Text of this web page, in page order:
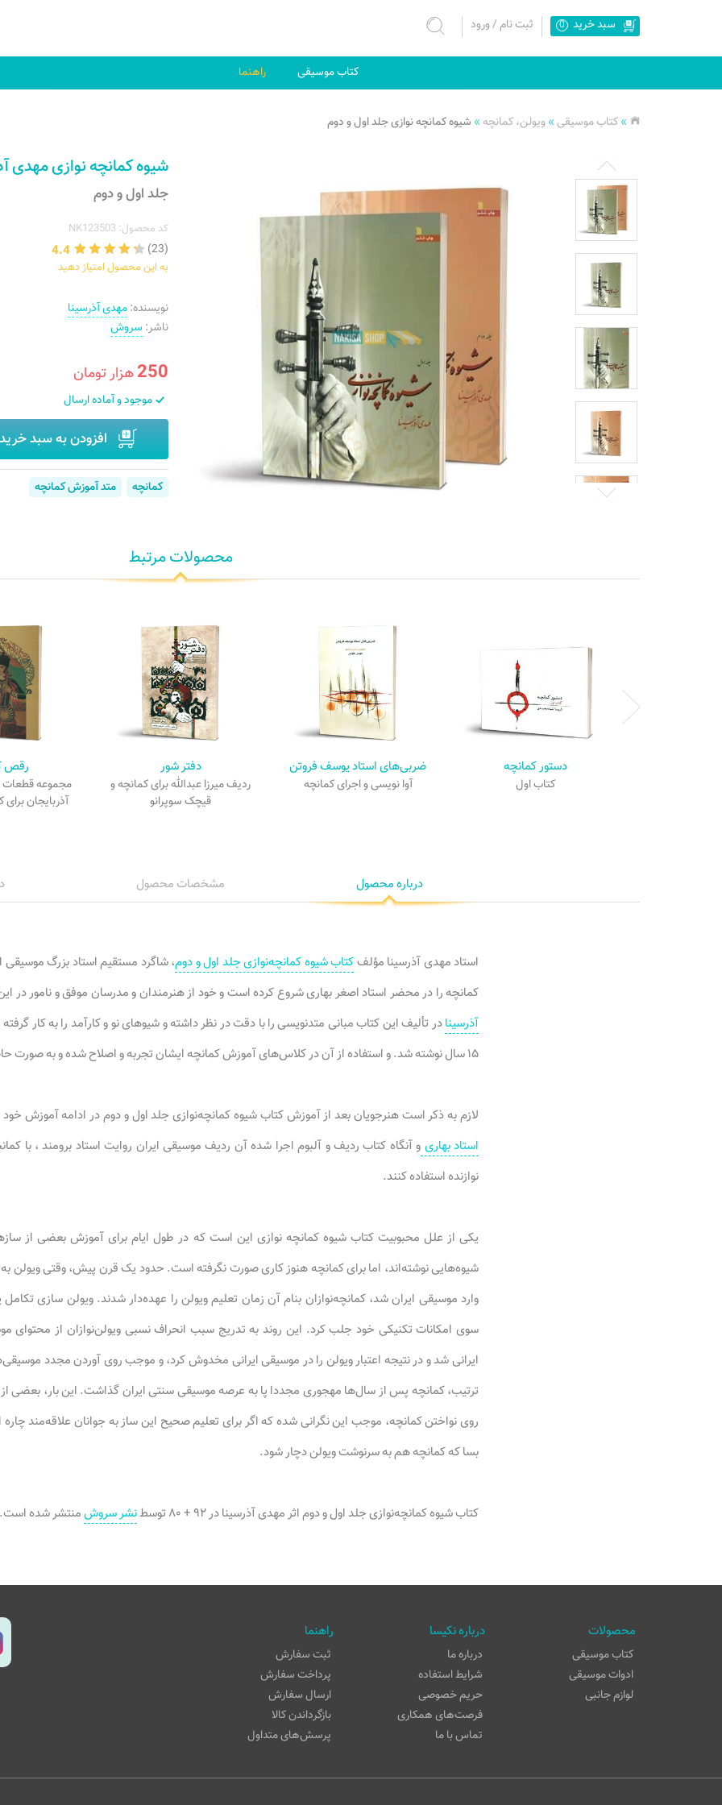
سبد خرید 0 ثبت نام/ورود
کتاب موسیقی راهنما
»کتاب موسیقی »ویولن، کمانچه » شیوه کمانچه نوازی جلد اول و دوم
شیوه کمانچه نوازی مهدی
جلد اول و دوم
کد محصول: NK123503
(23)
4.4
به این محصول امتیاز دهید
نویسنده:مهدی آذرسینا
ناشر: سروش
250هزار تومان
موجود و آماده ارسال
افزودن به سبد
کمانچه متد آموزش کمانچه
محصولات مرتبط
دستور کمانچه
کتاب اول
ضربی‌های استاد یوسف فروتن
آوا نویسی و اجرای کمانچه
دفتر شور
ردیف میرزا عبدالله برای کمانچه و
قیچک سوپرانو
رقص
مجموعه قطعات
آذربایجان
درباره محصول مشخصات محصول
استاد مهدی آذرسینا مؤلفکتاب شیوه کمانچه‌نوازی جلد اول و دوم، شاگرد مستقیم استاد بزرگ موسیقی
کمانچه را در محضر استاد اصغر بهاری شروع کرده است و خود از هنرمندان و مدرسان موفق و نامور در
آذرسینادر تألیف این کتاب مبانی متدنویسی را با دقت در نظر داشته و شیوهای نو و کارآمد را به کار
۱۵ سال نوشته شد. و استفاده از آن در کلاس‌های آموزش کمانچه ایشان تجربه و اصلاح شده و به صورت حاضر در آمده است.
لازم به ذکر است هنرجویان بعد از آموزش کتاب شیوه کمانچه‌نوازی جلد اول و دوم در ادامه آموزش خود
استاد بهاری و آنگاه کتاب ردیف و آلبوم اجرا شده آن ردیف موسیقی ایران روایت استاد برومند ، با
نوازنده استفاده کنند.
یکی از علل محبوبیت کتاب شیوه کمانچه نوازی این است که در طول ایام برای آموزش بعضی از
شیوه‌هایی نوشته‌اند، اما برای کمانچه هنوز کاری صورت نگرفته است. حدود یک قرن پیش، وقتی ویولن
وارد موسیقی ایران شد، کمانچه‌نوازان بنام آن زمان تعلیم ویولن را عهده‌دار شدند. ویولن سازی تکامل
سوی امکانات تکنیکی خود جلب کرد. این روند به تدریج سبب انحراف نسبی ویولن‌نوازان از محتوای
ایرانی شد و در نتیجه اعتبار ویولن را در موسیقی ایرانی مخدوش کرد، و موجب روی آوردن مجدد
ترتیب، کمانچه پس از سال‌ها مهجوری مجددا پا به عرصه موسیقی سنتی ایران گذاشت. این بار، بعضی از
روی نواختن کمانچه، موجب این نگرانی شده که اگر برای تعلیم صحیح این ساز به جوانان علاقه‌مند
بسا که کمانچه هم به سرنوشت ویولن دچار شود.
کتاب شیوه کمانچه‌نوازی جلد اول و دوم اثر مهدی آذرسینا در ۹۲ + ۸۰ توسط نشر سروشمنتشر شده است.
محصولات
کتاب موسیقی
ادوات موسیقی
لوازم جانبی
درباره نکیسا
درباره ما
شرایط استفاده
حریم خصوصی
فرصت‌های همکاری
تماس با ما
راهنما
ثبت سفارش
پرداخت سفارش
ارسال سفارش
بازگرداندن کالا
پرسش‌های متداول